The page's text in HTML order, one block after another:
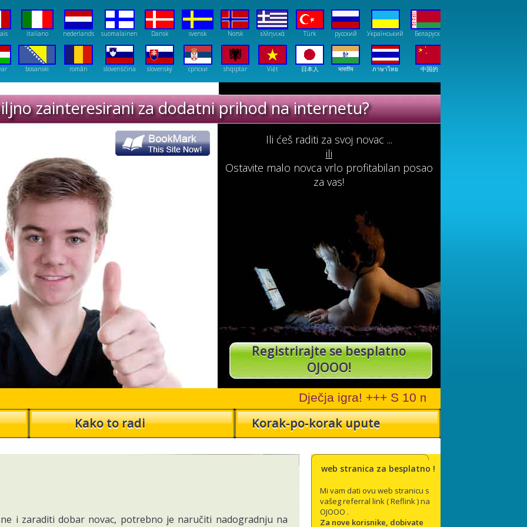
italiano nederlands suomalainen Dansk svensk Norsk ελληνικά Türk русский Український Беларускія
bosanski român slovenščina slovenský српски shqiptar Việt 日本人 भारतीय ภาษาไทย 中国的
OJOOO PTC. Registrirajte se sada i prijavite se
- Earn Money in Sports Betting
Slimming in Montreal
Weight management in Philadelphia
Fat burning diet in Phoenix
Diet plan in San Antonio
Lose weight in Houston
Weight reduction in San Diego
Slim down in Dallas
Reduce weight in Toronto
Diet in New York City
Burn fat not Carbs in Los Angeles
Weight loss in Chicago
Fat killer in Vancouver
zainteresirani za dodatni prihod na internetu?
Ili ćeš raditi za svoj ​​novac ...
ili
Ostavite malo novca vrlo profitabilan posao
za vas!
Registrirajte se besplatno
OJOOO!
OJOOO.COM. Tu možete iznajmiti referala koji arbeiten.b za vas kako se to radi i kako možete izgraditi
Kako to radi Korak-po-korak upute
i zaraditi dobar novac, potrebno je naručiti nadogradnju na
web stranica za besplatno !
Mi vam dati ovu web stranicu s
vašeg referral link ( Reflink ) na
OJOOO .
Za nove korisnike, dobivate